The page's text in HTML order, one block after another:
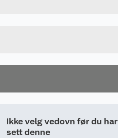
Ikke velg vedovn før du har
sett denne